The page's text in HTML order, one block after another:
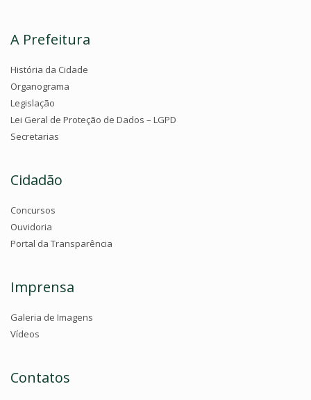
A Prefeitura
História da Cidade
Organograma
Legislação
Lei Geral de Proteção de Dados – LGPD
Secretarias
Cidadão
Concursos
Ouvidoria
Portal da Transparência
Imprensa
Galeria de Imagens
Vídeos
Contatos